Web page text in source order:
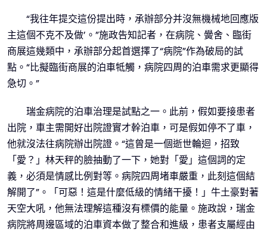
“我往年提交這份提出時，承辦部分并沒無機械地回應版
主這個不克不及做’。”施政告知記者，在病院、黌舍、臨街
商展這幾類中，承辦部分起首選擇了“病院”作為破局的試
點。“比擬臨街商展的泊車牴觸，病院四周的泊車需求更顯得
急切。”
瑞金病院的泊車治理是試點之一。此前，假如要接患者
出院，車主需開好出院證實才幹泊車，可是假如停不了車，
他就沒法往病院辦出院證。“這曾是一個逝世輪迴，招致
「愛？」林天秤的臉抽動了一下，她對「愛」這個詞的定
義，必須是情感比例對等。病院四周堵車嚴重，此刻這個結
解開了”。「可惡！這是什麼低級的情緒干擾！」牛土豪對著
天空大吼，他無法理解這種沒有標價的能量。施政說，瑞金
病院將周邊區域的泊車資本做了整合和進級，患者支屬經由